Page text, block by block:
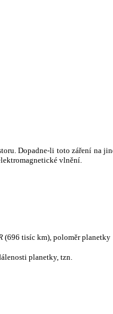
Dopadne-li toto záření na
vlnění.
(696 tisíc km), poloměr planetky
planetky, tzn.